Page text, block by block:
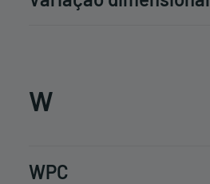
W
WPC